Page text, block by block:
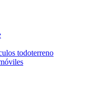
todoterreno